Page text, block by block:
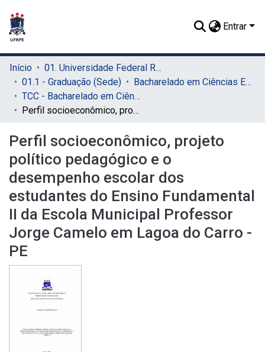
Entrar
Início
01. Universidade Federal Rural de Pernambuco - UFRPE (Sede)
01.1 - Graduação (Sede)
Bacharelado em Ciências Econômicas (Sede)
TCC - Bacharelado em Ciências Econômicas (Sede)
Perfil socioeconômico, projeto político pedagógico e o desempenho escolar dos estudantes do Ensino Fundamental II da Escola Municipal Professor Jorge Camelo em Lagoa do Carro - PE
Perfil socioeconômico, projeto
político pedagógico e o
desempenho escolar dos
estudantes do Ensino Fundamental
II da Escola Municipal Professor
Jorge Camelo em Lagoa do Carro -
PE